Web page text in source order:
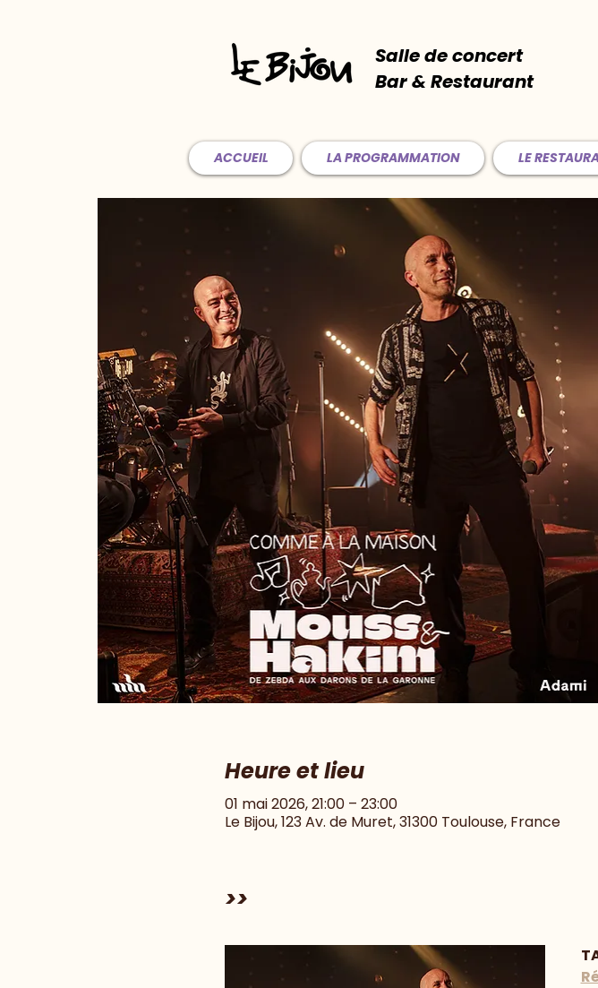
Salle de concert
Bar & Restaurant
ACCUEIL LA PROGRAMMATION LE
Heure et lieu
01 mai 2026, 21:00 – 23:00
Le Bijou, 123 Av. de Muret, 31300 Toulouse, France
>>